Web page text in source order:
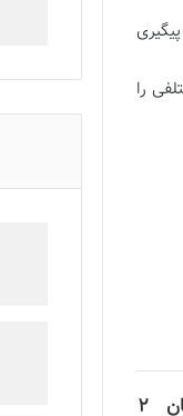
پیگیری
از ساعت 10:30 تمرینات مختلفی را
تازه‌ترین خبرها از درمان ۲